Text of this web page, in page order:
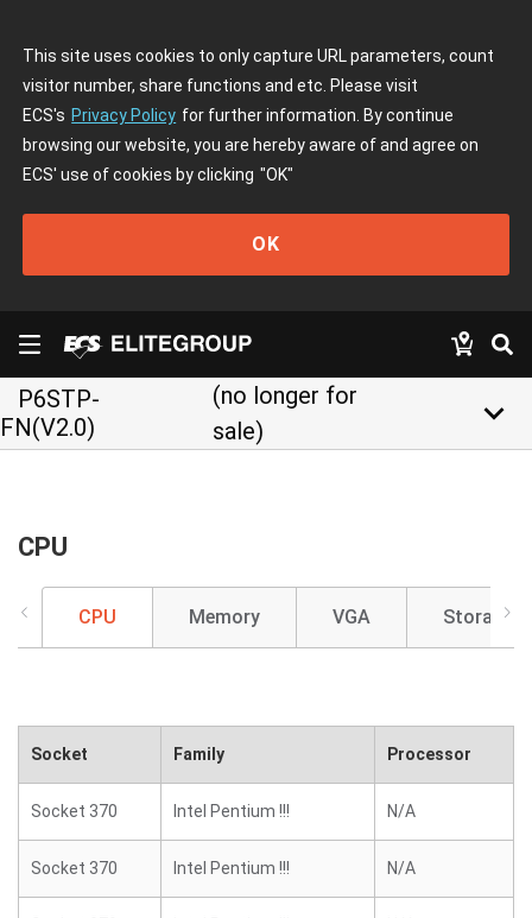
This site uses cookies to only capture URL parameters, count
visitor number, share functions and etc. Please visit
ECS's Privacy Policy for further information. By continue
browsing our website, you are hereby aware of and agree on
ECS' use of cookies by clicking "OK"
OK
P6STP-
FN(V2.0)
(no longer for
sale)
keyboard_arrow_down
CPU
CPU Memory VGA Storage
Socket Family Processor
Socket 370 Intel Pentium !!! N/A
Socket 370 Intel Pentium !!! N/A